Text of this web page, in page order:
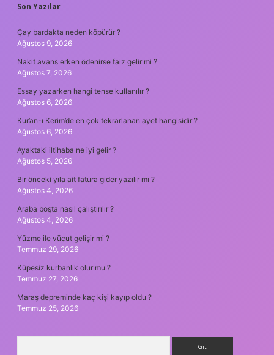
Son Yazılar
Çay bardakta neden köpürür ?
Ağustos 9, 2026
Nakit avans erken ödenirse faiz gelir mi ?
Ağustos 7, 2026
Essay yazarken hangi tense kullanılır ?
Ağustos 6, 2026
Kur’an-ı Kerim’de en çok tekrarlanan ayet hangisidir ?
Ağustos 6, 2026
Ayaktaki iltihaba ne iyi gelir ?
Ağustos 5, 2026
Bir önceki yıla ait fatura gider yazılır mı ?
Ağustos 4, 2026
Araba boşta nasıl çalıştırılır ?
Ağustos 4, 2026
Yüzme ile vücut gelişir mi ?
Temmuz 29, 2026
Küpesiz kurbanlık olur mu ?
Temmuz 27, 2026
Maraş depreminde kaç kişi kayıp oldu ?
Temmuz 25, 2026